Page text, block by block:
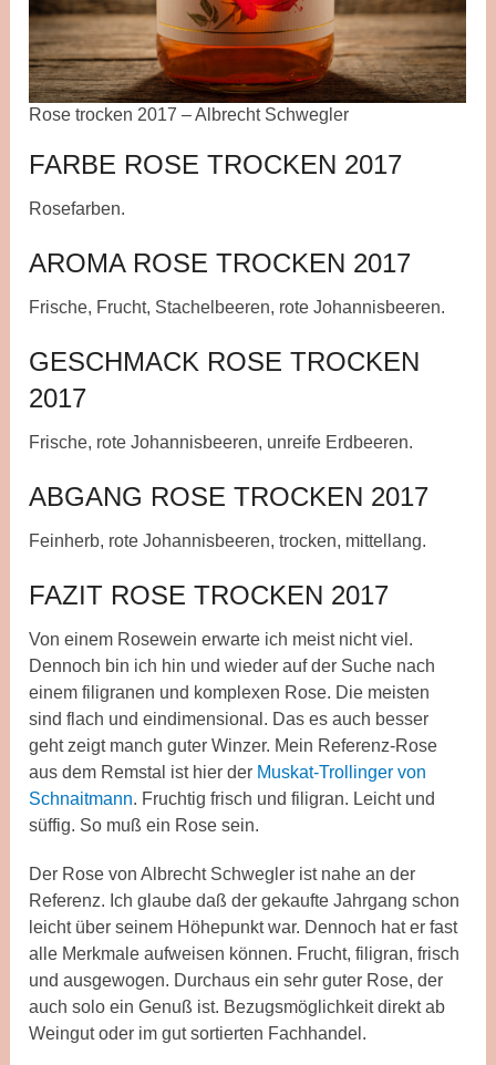
Rose trocken 2017 – Albrecht Schwegler
FARBE ROSE TROCKEN 2017
Rosefarben.
AROMA ROSE TROCKEN 2017
Frische, Frucht, Stachelbeeren, rote Johannisbeeren.
GESCHMACK ROSE TROCKEN
2017
Frische, rote Johannisbeeren, unreife Erdbeeren.
ABGANG ROSE TROCKEN 2017
Feinherb, rote Johannisbeeren, trocken, mittellang.
FAZIT ROSE TROCKEN 2017
Von einem Rosewein erwarte ich meist nicht viel.
Dennoch bin ich hin und wieder auf der Suche nach
einem filigranen und komplexen Rose. Die meisten
sind flach und eindimensional. Das es auch besser
geht zeigt manch guter Winzer. Mein Referenz-Rose
aus dem Remstal ist hier der Muskat-Trollinger von
Schnaitmann. Fruchtig frisch und filigran. Leicht und
süffig. So muß ein Rose sein.
Der Rose von Albrecht Schwegler ist nahe an der
Referenz. Ich glaube daß der gekaufte Jahrgang schon
leicht über seinem Höhepunkt war. Dennoch hat er fast
alle Merkmale aufweisen können. Frucht, filigran, frisch
und ausgewogen. Durchaus ein sehr guter Rose, der
auch solo ein Genuß ist. Bezugsmöglichkeit direkt ab
Weingut oder im gut sortierten Fachhandel.